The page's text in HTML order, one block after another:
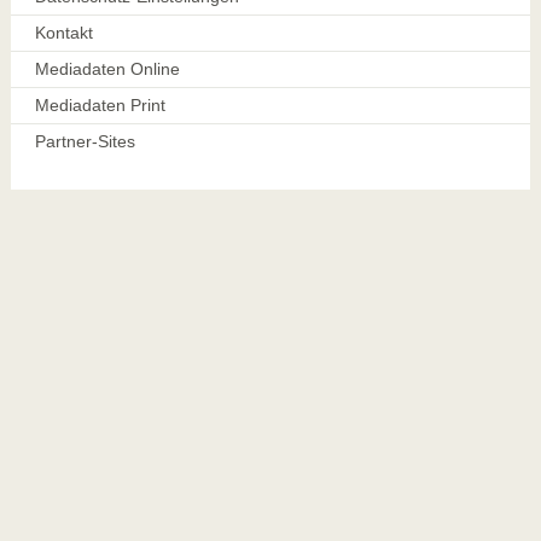
Kontakt
Mediadaten Online
Mediadaten Print
Partner-Sites